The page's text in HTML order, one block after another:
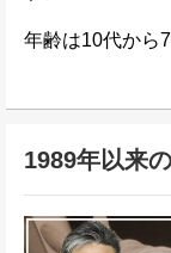
年齢は10代から
1989年以来